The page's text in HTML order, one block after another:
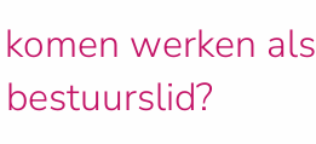
werken als